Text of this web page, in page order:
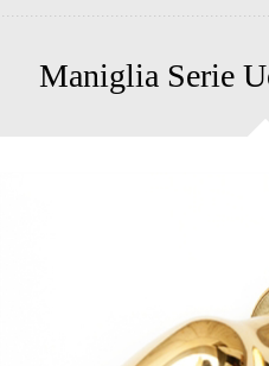
Maniglia Serie